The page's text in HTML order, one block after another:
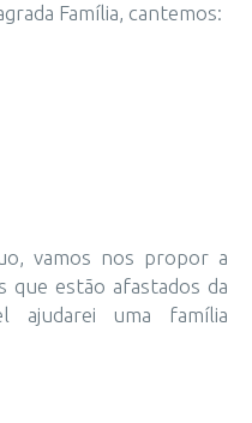
Família, cantemos:
vamos nos propor a
que estão afastados da
ajudarei uma família